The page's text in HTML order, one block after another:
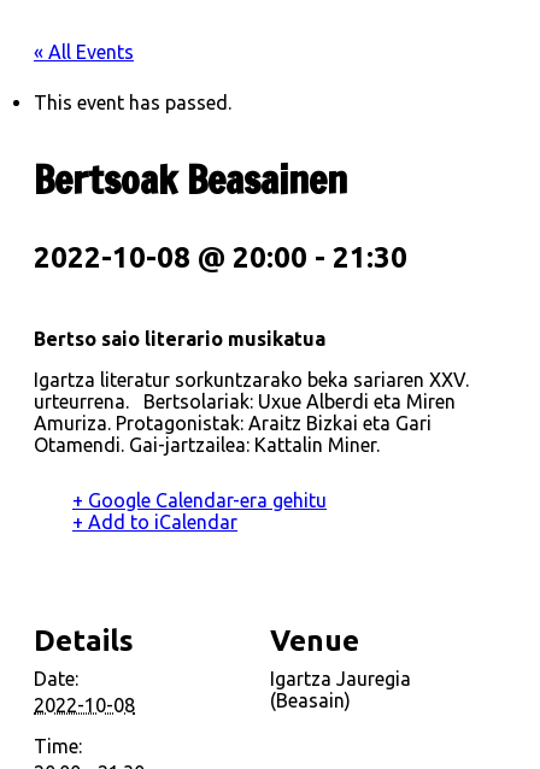
« All Events
This event has passed.
Bertsoak Beasainen
2022-10-08 @ 20:00 - 21:30
Bertso saio literario musikatua
Igartza literatur sorkuntzarako beka sariaren XXV.
urteurrena.
Bertsolariak: Uxue Alberdi eta Miren
Amuriza. Protagonistak: Araitz Bizkai eta Gari
Otamendi. Gai-jartzailea: Kattalin Miner.
+ Google Calendar-era gehitu
+ Add to iCalendar
Details
Date:
2022-10-08
Time:
Venue
Igartza Jauregia
(Beasain)